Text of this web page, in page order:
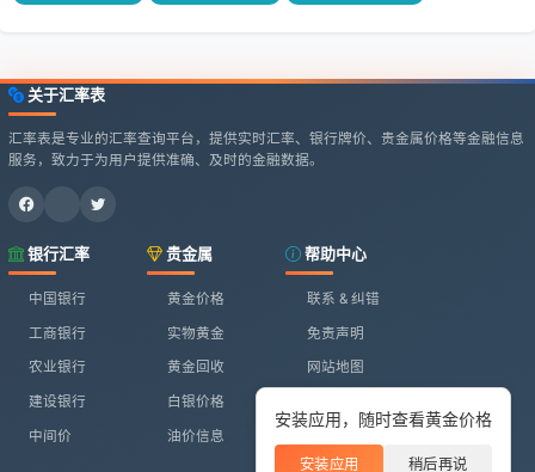
安装应用，随时查看黄金价格
安装应用 稍后再说
关于汇率表
汇率表是专业的汇率查询平台，提供实时汇率、银行牌价、贵金属价格等金融信息
服务，致力于为用户提供准确、及时的金融数据。
银行汇率
中国银行
工商银行
农业银行
建设银行
中间价
贵金属
黄金价格
实物黄金
黄金回收
白银价格
油价信息
帮助中心
联系 & 纠错
免责声明
网站地图